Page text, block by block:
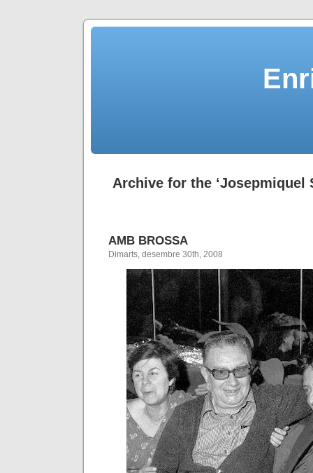
Archive for the ‘Josepmiquel
AMB BROSSA
Dimarts, desembre 30th, 2008